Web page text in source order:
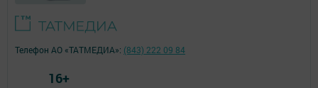
Телефон АО «ТАТМЕДИА»: (843) 222 09 84
16+